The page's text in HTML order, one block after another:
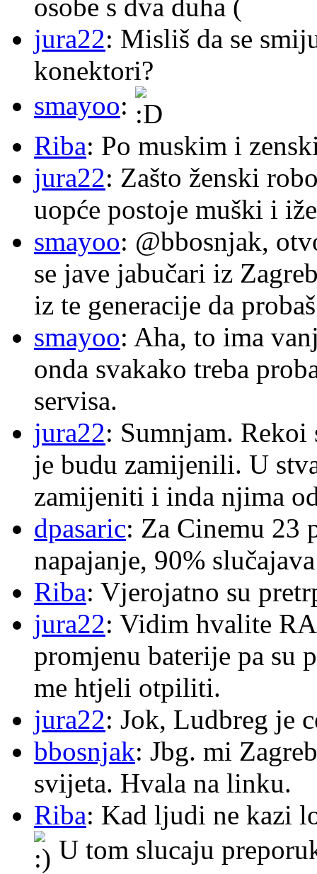
osobe s dva duha (
jura22: Misliš da se
konektori?
smayoo:
Riba: Po muskim i
jura22: Zašto ženski
uopće postoje muški i
smayoo: @bbosnjak,
se jave jabučari iz
iz te generacije da
smayoo: Aha, to ima
onda svakako treba
servisa.
jura22: Sumnjam. Rekoi
je budu zamijenili. U
zamijeniti i inda njima
dpasaric: Za Cinemu 23
napajanje, 90%
Riba: Vjerojatno su
jura22: Vidim hvalite
promjenu baterije pa su
me htjeli otpiliti.
jura22: Jok, Ludbreg je
bbosnjak: Jbg. mi
svijeta. Hvala na linku.
Riba: Kad ljudi ne kazi
U tom slucaju